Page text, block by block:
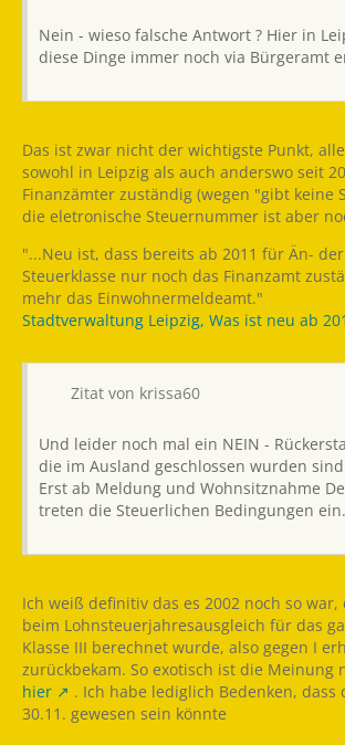
Nein - wieso falsche Antwort ? Hier in
diese Dinge immer noch via Bürgeramt
Das ist zwar nicht der wichtigste Punkt,
sowohl in Leipzig als auch anderswo seit
Finanzämter zuständig (wegen "gibt keine
die eletronische Steuernummer ist aber
"...Neu ist, dass bereits ab 2011 für Än-
Steuerklasse nur noch das Finanzamt
mehr das Einwohnermeldeamt."
Stadtverwaltung Leipzig, Was ist neu ab
Zitat von krissa60
Und leider noch mal ein NEIN -
die im Ausland geschlossen wurden
Erst ab Meldung und Wohnsitznahme
treten die Steuerlichen Bedingungen ein.
Ich weiß definitiv das es 2002 noch so
beim Lohnsteuerjahresausgleich für das
Klasse III berechnet wurde, also gegen I
zurückbekam. So exotisch ist die Meinung
hier
. Ich habe lediglich Bedenken, dass
30.11. gewesen sein könnte